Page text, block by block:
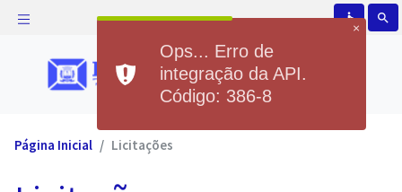
accessible search
Página Inicial Licitações
×
Ops... Erro de
integração da API.
Código: 386-8